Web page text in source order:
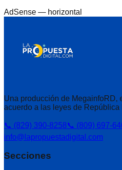
AdSense — horizontal
Una producción de MegainfoRD,
acuerdo a las leyes de República
📞 (829) 390-8258📞 (809) 697-
info@lapropuestadigital.com
Secciones